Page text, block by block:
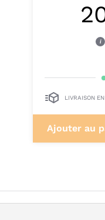
LIVRAISON
Ajouter au